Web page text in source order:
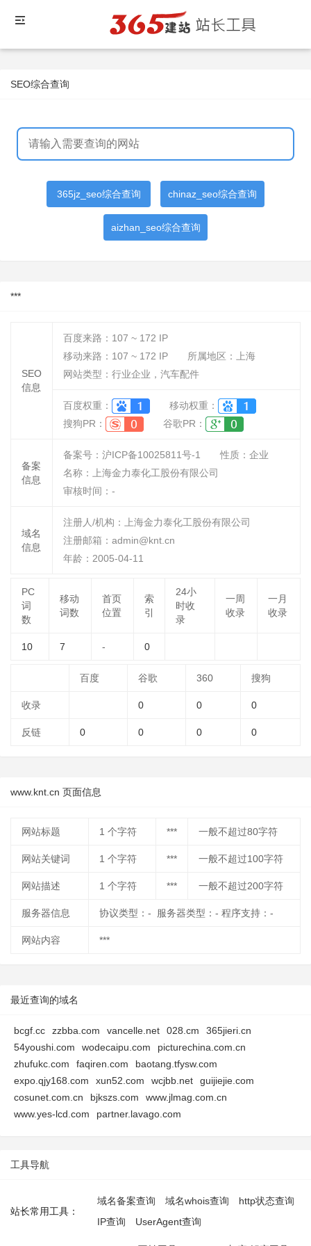
SEO综合查询
365jz_seo综合查询 chinaz_seo综合查询
aizhan_seo综合查询
***
SEO
信息
百度来路： 107 ~ 172 IP
移动来路： 107 ~ 172 IP
所属地区：上海
网站类型：行业企业，汽车配件
百度权重：
移动权重：
搜狗PR：
谷歌PR：
备案
信息
备案号：沪ICP备10025811号-1 性质： 企业
名称：
上海金力泰化工股份有限公司
审核时间： -
域名
信息
注册人/机构：上海金力泰化工股份有限公司
注册邮箱：admin@knt.cn
年龄：2005-04-11
PC
词
数
移动
词数
首页
位置
索
引
24小
时收
录
一周
收录
一月
收录
10 7 - 0
百度 谷歌 360 搜狗
收录 0 0 0
反链 0 0 0 0
www.knt.cn 页面信息
网站标题 1 个字符 *** 一般不超过80字符
网站关键词 1 个字符 *** 一般不超过100字符
网站描述 1 个字符 *** 一般不超过200字符
服务器信息 协议类型：- 服务器类型：- 程序支持：-
网站内容 ***
最近查询的域名
bcgf.cc zzbba.com vancelle.net 028.cm
365jieri.cn
54youshi.com
wodecaipu.com
picturechina.com.cn
zhufukc.com
faqiren.com
baotang.tfysw.com
expo.qjy168.com
xun52.com wcjbb.net
guijiejie.com
cosunet.com.cn
bjkszs.com
www.jlmag.com.cn
www.yes-lcd.com
partner.lavago.com
工具导航
站长常用工具：
域名备案查询 域名whois查询
http状态查询
IP查询
UserAgent查询